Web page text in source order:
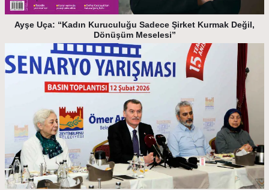
Ayşe Uça: “Kadın Kuruculuğu Sadece Şirket Kurmak Değil,
Dönüşüm Meselesi”